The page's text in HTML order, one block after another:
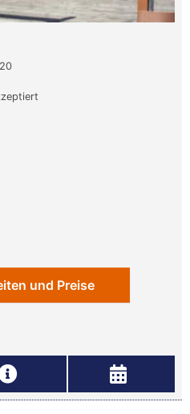
und Preise